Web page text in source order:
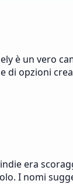
è un vero
di opzioni
era
I nomi